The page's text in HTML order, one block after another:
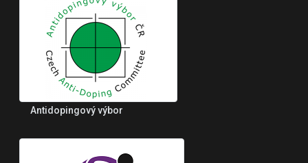
Antidopingový výbor